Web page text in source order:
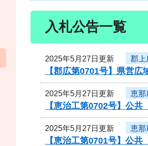
入札公告一覧
2025年5月27日更新 郡上
【郡広第0701号】県営
2025年5月27日更新 恵那
【恵治工第0702号】公
2025年5月27日更新 恵那
【恵治工第0701号】公